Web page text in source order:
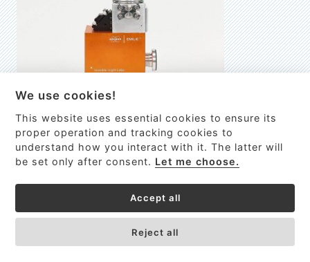
EMILIE
První nano-elektro-mechanický (NEMS) FTIR analyzátor
We use cookies!
This website uses essential cookies to ensure its
proper operation and tracking cookies to
understand how you interact with it. The latter will
be set only after consent. Let me choose.
Accept all
Reject all